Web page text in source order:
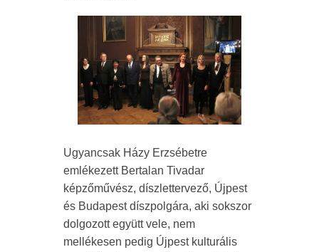
Ugyancsak Házy Erzsébetre
emlékezett Bertalan Tivadar
képzőművész, díszlettervező, Újpest
és Budapest díszpolgára, aki sokszor
dolgozott együtt vele, nem
mellékesen pedig Újpest kulturális